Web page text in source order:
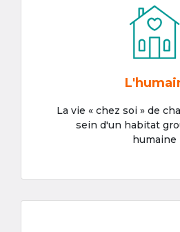
La vie « chez soi » de
sein d'un habitat
humaine